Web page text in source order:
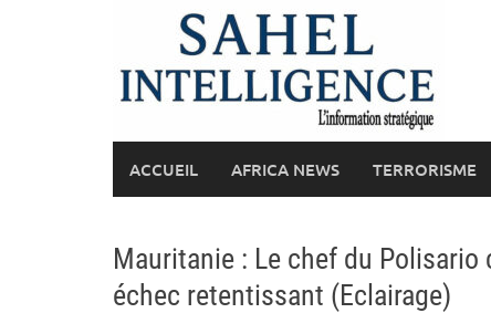
ACCUEIL AFRICA NEWS TERRORISME
Mauritanie : Le chef du Polisario
échec retentissant (Eclairage)